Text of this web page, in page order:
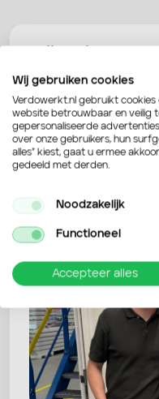
Stijn werkte bij de
HAVO. Hij zocht een
maken, maar dan
Geschreven
Wij gebruiken cookies
Verdowerkt.nl gebruikt cookies
website betrouwbaar en veilig
gepersonaliseerde
over onze gebruikers, hun
alles” kiest, gaat u ermee
gedeeld met derden.
Noodzakelijk
Functioneel
Accepteer alles